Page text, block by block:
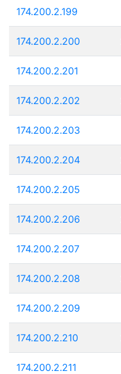
174.200.2.199
174.200.2.200
174.200.2.201
174.200.2.202
174.200.2.203
174.200.2.204
174.200.2.205
174.200.2.206
174.200.2.207
174.200.2.208
174.200.2.209
174.200.2.210
174.200.2.211